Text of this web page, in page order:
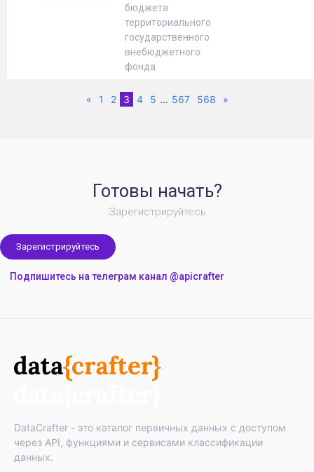
бюджета
территориального
государственного
внебюджетного
фонда
«Previous
1 2 3(current)
4 5 ... 567 568 »Next
Готовы начать?
Зарегистрируйтесь
Зарегистрируйтесь
Подпишитесь на телеграм канал @apicrafter
DataCrafter - это каталог первичных данных с доступом
через API, функциями и сервисами классификации
данных.